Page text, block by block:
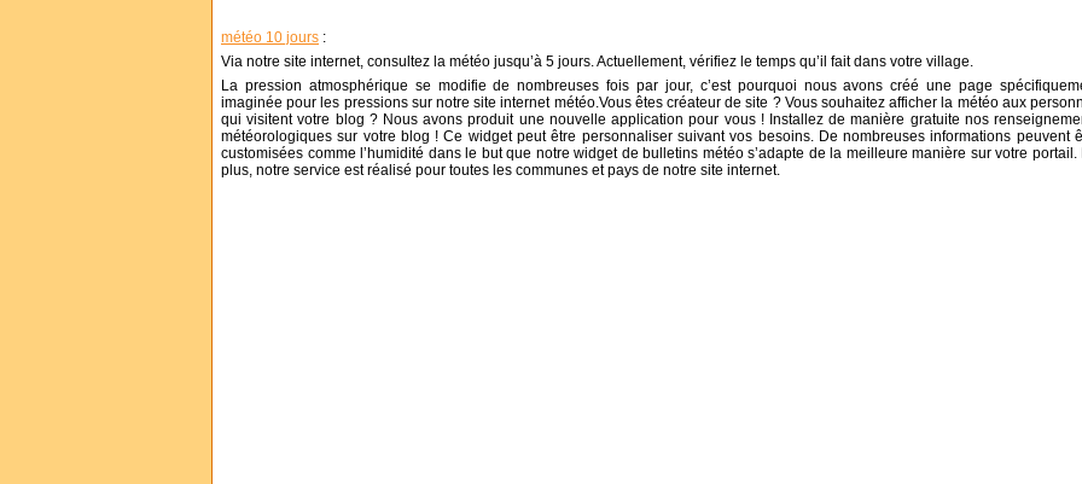
météo 10 jours :
Via notre site internet, consultez la météo jusqu’à 5 jours. Actuellement, vérifiez le temps qu’il fait dans votre village.
La pression atmosphérique se modifie de nombreuses fois par jour, c’est pourquoi nous avons créé une page
imaginée pour les pressions sur notre site internet météo.Vous êtes créateur de site ? Vous souhaitez afficher la météo aux
qui visitent votre blog ? Nous avons produit une nouvelle application pour vous ! Installez de manière gratuite nos
météorologiques sur votre blog ! Ce widget peut être personnaliser suivant vos besoins. De nombreuses informations peuvent
customisées comme l’humidité dans le but que notre widget de bulletins météo s’adapte de la meilleure manière sur votre portail.
plus, notre service est réalisé pour toutes les communes et pays de notre site internet.